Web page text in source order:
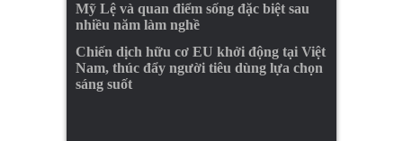
Mỹ Lệ và quan điểm sống đặc biệt sau
nhiều năm làm nghề
Chiến dịch hữu cơ EU khởi động tại Việt
Nam, thúc đẩy người tiêu dùng lựa chọn
sáng suốt